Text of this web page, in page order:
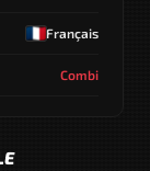
Français
Combi